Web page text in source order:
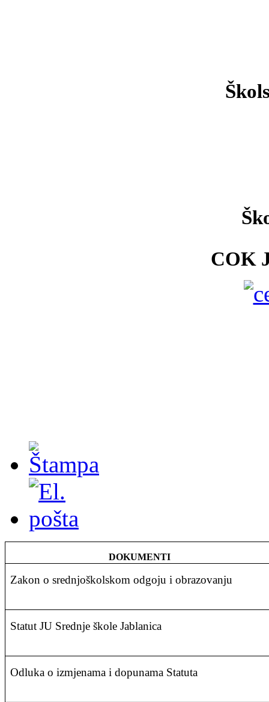
COK
DOKUMENTI
Zakon o srednjoškolskom odgoju i obrazovanju
Statut JU Srednje škole Jablanica
Odluka o izmjenama i dopunama Statuta